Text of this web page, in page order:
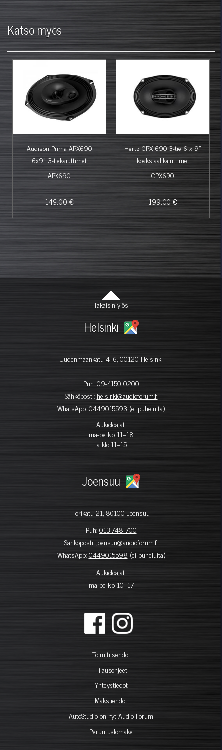
Katso myös
Audison Prima APX690
6x9" 3-tiekaiuttimet
APX690
149.00 €
Hertz CPX 690 3-tie 6 x 9"
koaksiaalikaiuttimet
CPX690
199.00 €
Takaisin ylös
Helsinki
Uudenmaankatu 4–6, 00120 Helsinki
Puh:09-4150 0200
Sähköposti: helsinki@audioforum.fi
WhatsApp:0449015593 (ei puheluita)
Aukioloajat:
ma-pe klo 11–18
la klo 11–15
Joensuu
Torikatu 21, 80100 Joensuu
Puh:013-748 700
Sähköposti: joensuu@audioforum.fi
WhatsApp:0449015598 (ei puheluita)
Aukioloajat:
ma-pe klo 10–17
Toimitusehdot
Tilausohjeet
Yhteystiedot
Maksuehdot
AutoStudio on nyt Audio Forum
Peruutuslomake